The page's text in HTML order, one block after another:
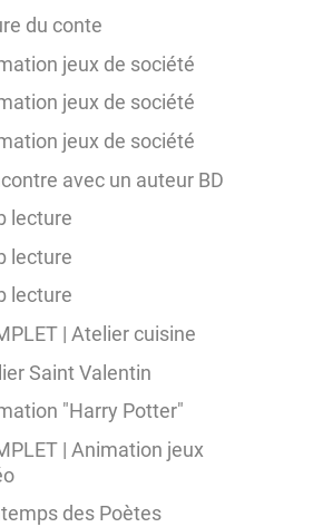
du conte
jeux de société
jeux de société
jeux de société
avec un auteur BD
lecture
lecture
lecture
| Atelier cuisine
Saint Valentin
"Harry Potter"
| Animation jeux
des Poètes